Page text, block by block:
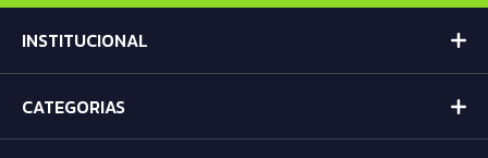
INSTITUCIONAL
CATEGORIAS